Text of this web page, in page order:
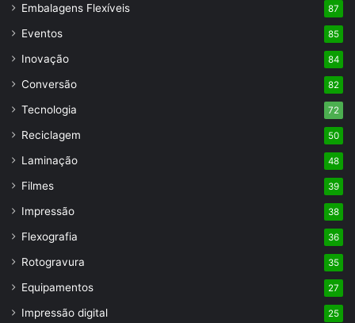
Embalagens Flexíveis 87
Eventos 85
Inovação 84
Conversão 82
Tecnologia 72
Reciclagem 50
Laminação 48
Filmes 39
Impressão 38
Flexografia 36
Rotogravura 35
Equipamentos 27
Impressão digital 25